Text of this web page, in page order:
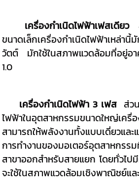
เครื่องกำเนิดไฟฟ้าเฟสเดียวส
ขนาดเล็กเครื่องกำเนิดไฟฟ้าเหล่า
วัตต์ มักใช้ในสภาพแวดล้อมที่อยู่อา
1.0
เครื่องกำเนิดไฟฟ้า 3 เฟส ส่ว
ไฟฟ้าในอุตสาหกรรมขนาดใหญ่เครื่
สามารถให้พลังงานทั้งแบบเดี่ยวแล
การทำงานของมอเตอร์อุตสาหกรร
สาขาออกสำหรับสายแยก โดยทั่วไป
จะใช้ในสภาพแวดล้อมเชิงพาณิชย์แ